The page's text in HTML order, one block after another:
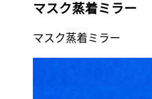
マスク蒸着ミラー
マスク蒸着ミラー